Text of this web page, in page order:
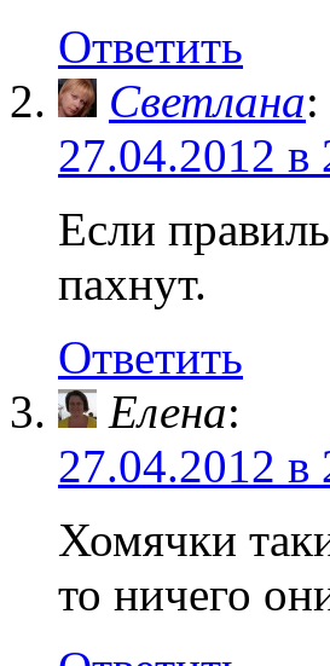
Ответить
Светлана:
27.04.2012 в
Если
пахнут.
Ответить
Елена:
27.04.2012 в
Хомячки
то ничего